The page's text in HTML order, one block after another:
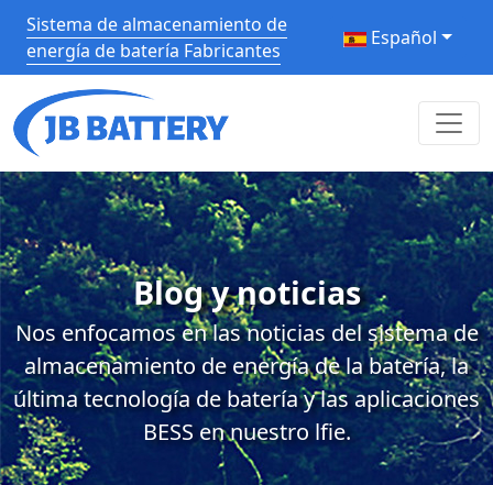
Sistema de almacenamiento de
energía de batería Fabricantes
Español
Blog y noticias
Nos enfocamos en las noticias del sistema de
almacenamiento de energía de la batería, la
última tecnología de batería y las aplicaciones
BESS en nuestro lfie.